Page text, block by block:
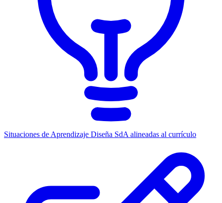
Situaciones de Aprendizaje Diseña SdA alineadas al currículo